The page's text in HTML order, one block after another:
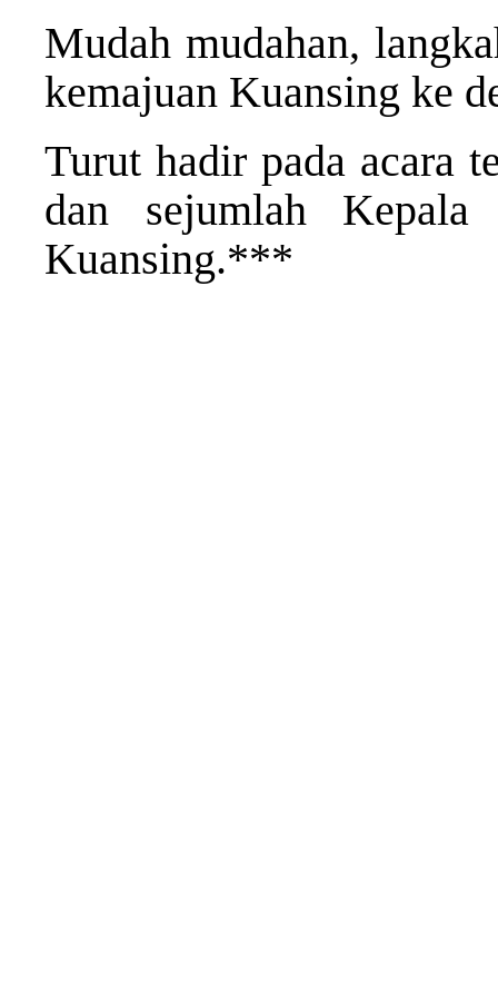
Mudah mudahan,
kemajuan Kuansing ke
Turut hadir pada acara
dan sejumlah Kepala
Kuansing.***